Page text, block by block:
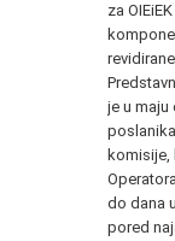
za
je u maju
komisije,
do dana
pored